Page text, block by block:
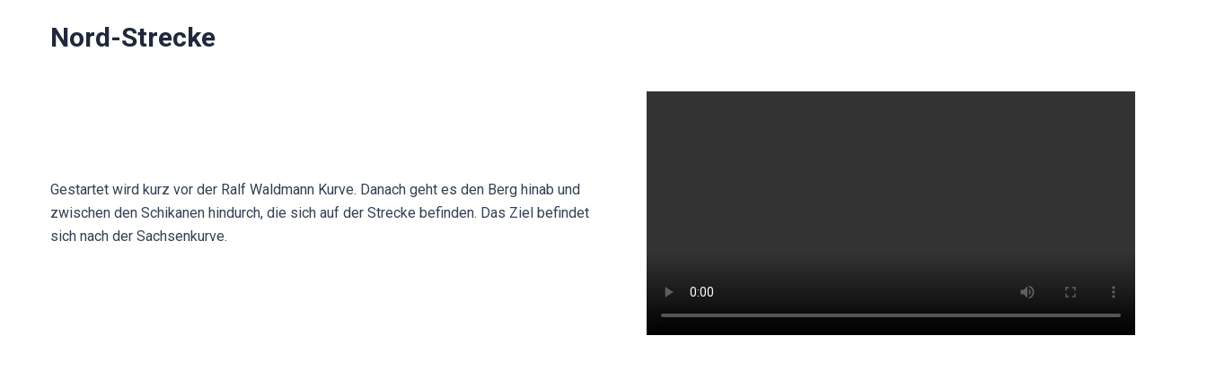
Nord-Strecke
Gestartet wird kurz vor der Ralf Waldmann Kurve. Danach geht es den Berg hinab und
zwischen den Schikanen hindurch, die sich auf der Strecke befinden. Das Ziel befindet
sich nach der Sachsenkurve.